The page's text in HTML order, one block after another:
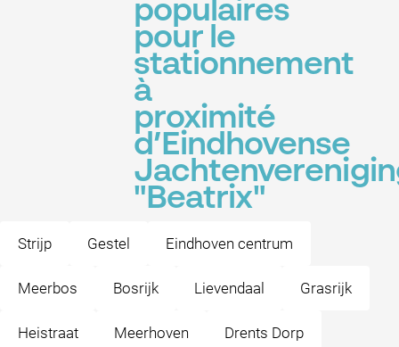
populaires
pour le
stationnement
à
proximité
d’Eindhovense
"Beatrix"
Strijp Gestel Eindhoven centrum
Meerbos Bosrijk Lievendaal Grasrijk
Heistraat Meerhoven Drents Dorp